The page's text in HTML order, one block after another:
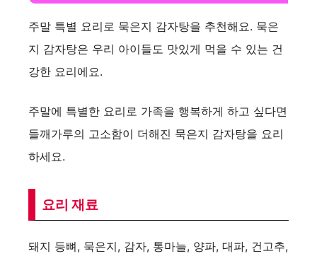
주말 특별 요리로 묵은지 감자탕을 추천해요. 묵은
지 감자탕은 우리 아이들도 맛있게 먹을 수 있는 건
강한 요리에요.
주말에 특별한 요리로 가족을 행복하게 하고 싶다면
들깨가루의 고소함이 더해진 묵은지 감자탕을 요리
하세요.
요리 재료
돼지 등뼈, 묵은지, 감자, 통마늘, 양파, 대파, 건고추,